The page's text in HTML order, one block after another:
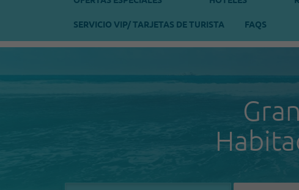
SERVICIO VIP/ TARJETAS DE TURISTA FAQS